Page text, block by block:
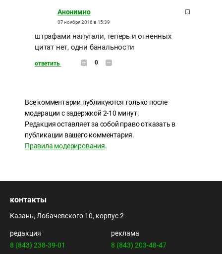
Анонимно
07 ноября 2016 в 15:39
штрафами напугали, теперь и огненных
цитат нет, одни банальности
ответить 0
Все комментарии публикуются только после
модерации с задержкой 2-10 минут.
Редакция оставляет за собой право отказать в
публикации вашего комментария.
Правила модерирования.
контакты
Казань, Лобачевского 10, корпус 2
редакция
8 (843) 238-39-01
реклама
8 (843) 203-48-47